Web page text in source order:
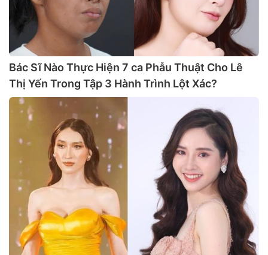
Bác Sĩ Nào Thực Hiện 7 ca Phẫu Thuật Cho Lê
Thị Yến Trong Tập 3 Hành Trình Lột Xác?